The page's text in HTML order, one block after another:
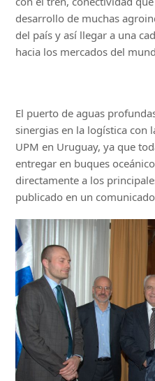
desarrollo de muchas
del país y así llegar a una
hacia los mercados del
El puerto de aguas
sinergias en la logística con
UPM en Uruguay, ya que
entregar en buques
directamente a los
publicado en un